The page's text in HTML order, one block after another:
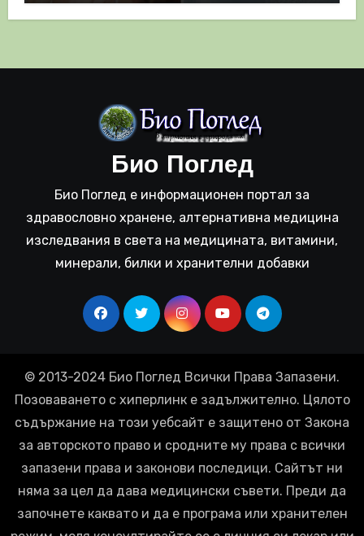
Био Поглед
Био Поглед е информационен портал за
здравословно хранене, алтернативна медицина
изследвания в света на медицината, витамини,
минерали, билки и хранителни добавки
© 2013-2024 Био Поглед Всички Права Запазени.
Позоваването с хиперлинк е задължително. Цялото
съдържание на този уебсайт е защитено от Закона
за авторското право и сродните му права с всички
запазени права и законови последици. Сайтът ни
няма за цел да дава медицински съвети. Преди да
започнете каквато и да е програма или хранителен